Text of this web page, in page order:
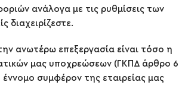
ανάλογα με τις ρυθμίσεις των
διαχειρίζεστε.
ανωτέρω επεξεργασία είναι τόσο η
μας υποχρεώσεων (ΓΚΠΔ άρθρο 6
συμφέρον της εταιρείας μας